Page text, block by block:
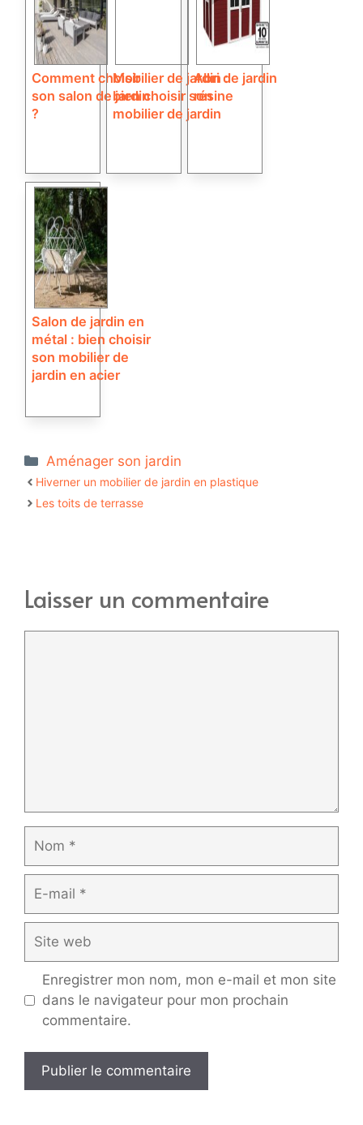
Comment choisir
son salon de jardin
?
Mobilier de jardin :
bien choisir son
mobilier de jardin
Abri de jardin
résine
Salon de jardin en
métal : bien choisir
son mobilier de
jardin en acier
Catégories
Aménager son jardin
Hiverner un mobilier de jardin en plastique
Les toits de terrasse
Laisser un commentaire
mail
web
Enregistrer mon nom, mon e-mail et mon site
dans le navigateur pour mon prochain
commentaire.